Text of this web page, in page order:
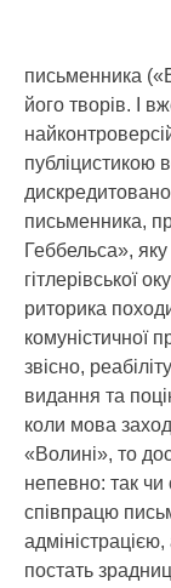
письменника
його творів. І
публіцистикою
письменника,
Геббельса»,
гітлерівської
риторика
комуністичної
звісно,
видання та
коли мова
«Волині», то
непевно: так чи
співпрацю
постать